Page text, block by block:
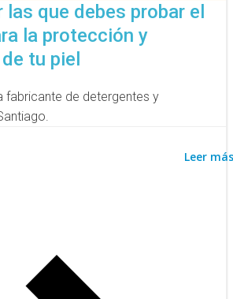
que debes probar el
la protección y
tu piel
fabricante de detergentes y
Leer más